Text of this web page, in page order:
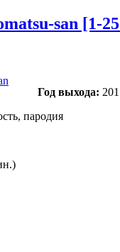
san [1-
Год выхода:
пародия